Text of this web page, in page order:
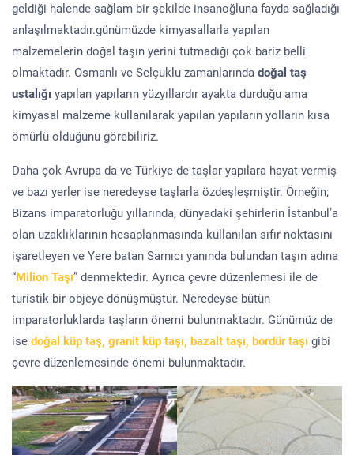
geldiği halende sağlam bir şekilde insanoğluna fayda sağladığı
anlaşılmaktadır.günümüzde kimyasallarla yapılan
malzemelerin doğal taşın yerini tutmadığı çok bariz belli
olmaktadır. Osmanlı ve Selçuklu zamanlarında doğal taş
ustalığı yapılan yapıların yüzyıllardır ayakta durduğu ama
kimyasal malzeme kullanılarak yapılan yapıların yolların kısa
ömürlü olduğunu görebiliriz.
Daha çok Avrupa da ve Türkiye de taşlar yapılara hayat vermiş
ve bazı yerler ise neredeyse taşlarla özdeşleşmiştir. Örneğin;
Bizans imparatorluğu yıllarında, dünyadaki şehirlerin İstanbul’a
olan uzaklıklarının hesaplanmasında kullanılan sıfır noktasını
işaretleyen ve Yere batan Sarnıcı yanında bulundan taşın adına
“Milion Taşı” denmektedir. Ayrıca çevre düzenlemesi ile de
turistik bir objeye dönüşmüştür. Neredeyse bütün
imparatorluklarda taşların önemi bulunmaktadır. Günümüz de
ise doğal küp taş, granit küp taşı, bazalt taşı, bordür taşı gibi
çevre düzenlemesinde önemi bulunmaktadır.